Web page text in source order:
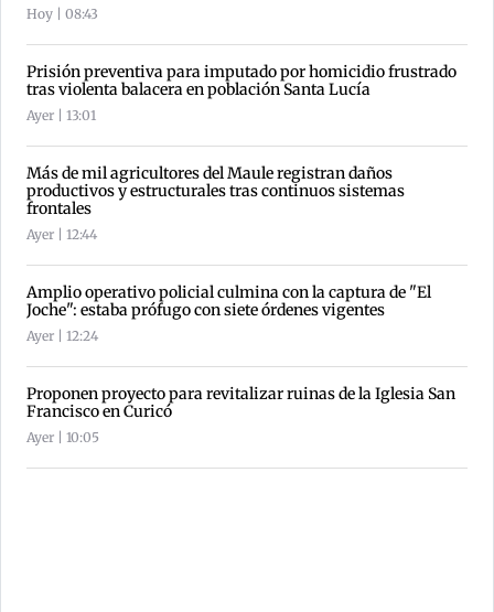
Hoy | 08:43
Prisión preventiva para imputado por homicidio frustrado
tras violenta balacera en población Santa Lucía
Ayer | 13:01
Más de mil agricultores del Maule registran daños
productivos y estructurales tras continuos sistemas
frontales
Ayer | 12:44
Amplio operativo policial culmina con la captura de "El
Joche": estaba prófugo con siete órdenes vigentes
Ayer | 12:24
Proponen proyecto para revitalizar ruinas de la Iglesia San
Francisco en Curicó
Ayer | 10:05